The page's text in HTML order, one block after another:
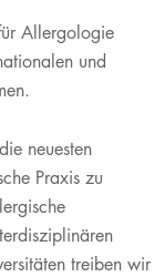
Allergologie
und
neuesten
Praxis zu
treiben wir